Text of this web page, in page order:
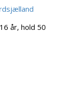
år, hold 50